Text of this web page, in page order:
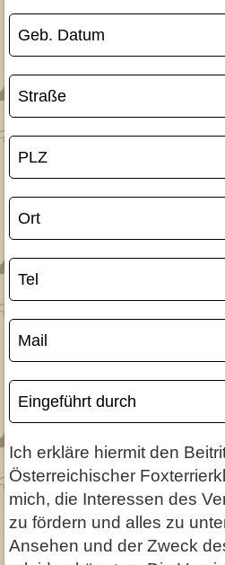
Geb. Datum
Straße
PLZ
Ort
Tel
Mail
Eingeführt durch
Ich erkläre hiermit den
Österreichischer
mich, die Interessen des
zu fördern und alles zu
Ansehen und der Zweck